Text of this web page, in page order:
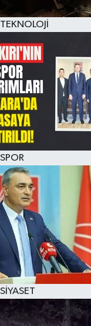
TEKNOLOJİ
SPOR
SİYASET